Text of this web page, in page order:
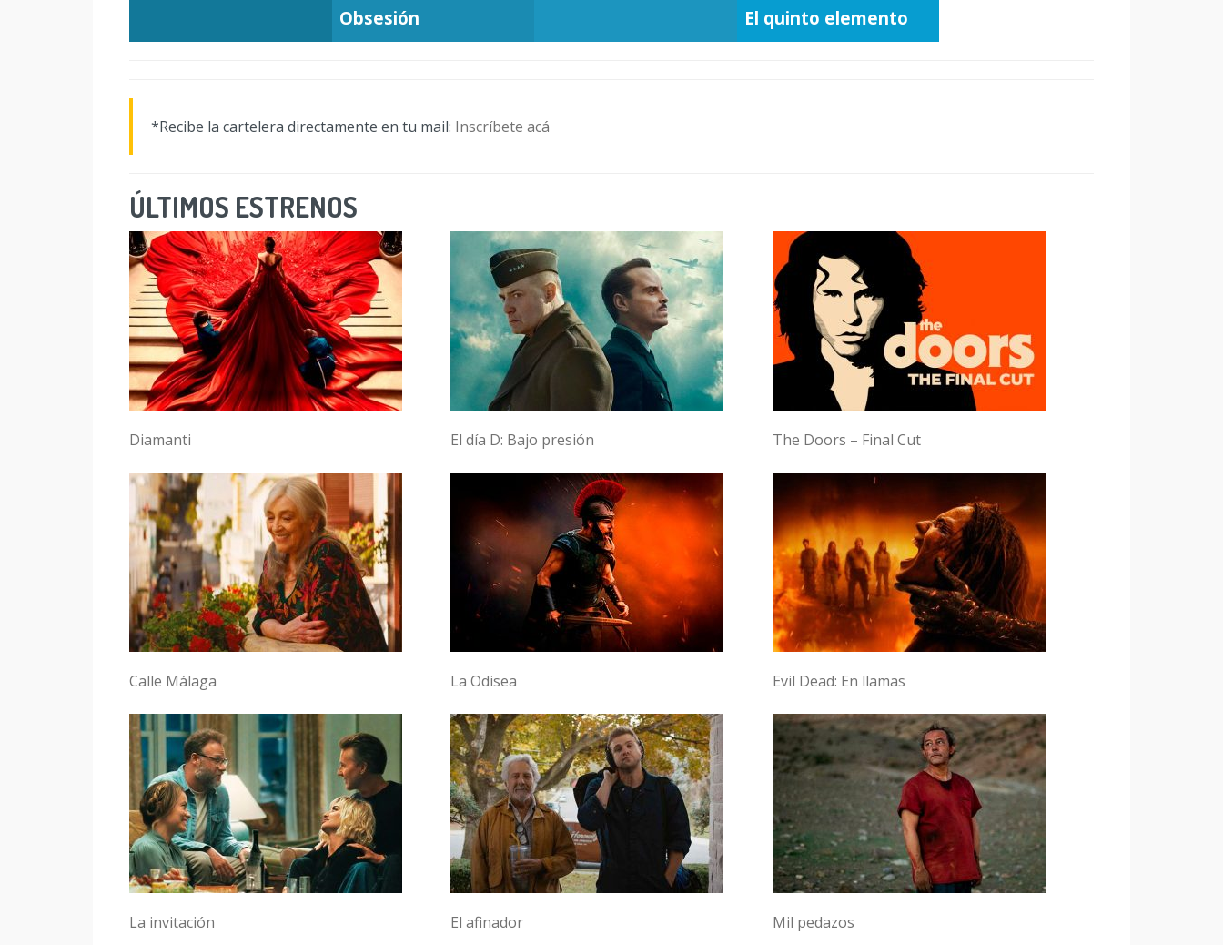
Obsesión
El quinto elemento
*Recibe la cartelera directamente en tu mail: Inscríbete acá
ÚLTIMOS ESTRENOS
Diamanti El día D: Bajo presión The Doors – Final Cut
Calle Málaga La Odisea Evil Dead: En llamas
La invitación El afinador Mil pedazos